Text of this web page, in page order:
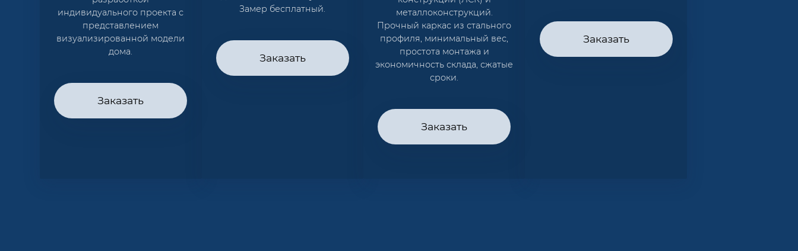
индивидуального проекта с
представлением
визуализированной модели
дома.
Заказать
Замер бесплатный.
Заказать
металлоконструкций.
Прочный каркас из стального
профиля, минимальный вес,
простота монтажа и
экономичность склада, сжатые
сроки.
Заказать
Заказать